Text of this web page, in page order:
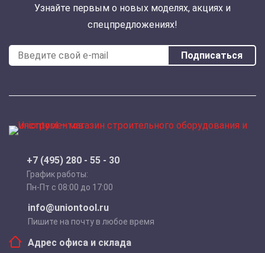
Узнайте первым о новых моделях, акциях и
спецпредложениях!
Подписаться
+7 (495) 280 - 55 - 30
График работы:
Пн-Пт с 08:00 до 17:00
info@uniontool.ru
Пишите на почту в любое время
Адрес офиса и склада